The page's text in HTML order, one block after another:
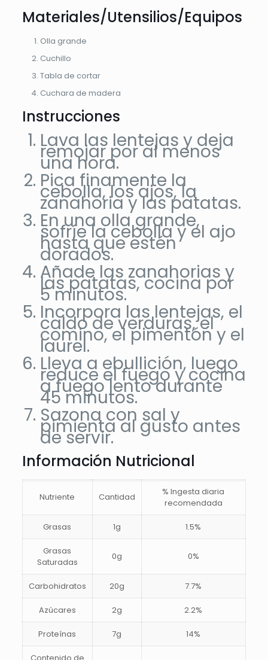
Materiales/Utensilios/Equipos
Olla grande
Cuchillo
Tabla de cortar
Cuchara de madera
Instrucciones
Lava las lentejas y deja
remojar por al menos
una hora.
Pica finamente la
cebolla, los ajos, la
zanahoria y las patatas.
En una olla grande,
sofríe la cebolla y el ajo
hasta que estén
dorados.
Añade las zanahorias y
las patatas, cocina por
5 minutos.
Incorpora las lentejas, el
caldo de verduras, el
comino, el pimentón y el
laurel.
Lleva a ebullición, luego
reduce el fuego y cocina
a fuego lento durante
45 minutos.
Sazona con sal y
pimienta al gusto antes
de servir.
Información Nutricional
Nutriente Cantidad
% Ingesta diaria
recomendada
Grasas 1g 1.5%
Grasas
Saturadas
0g 0%
Carbohidratos 20g 7.7%
Azúcares 2g 2.2%
Proteínas 7g 14%